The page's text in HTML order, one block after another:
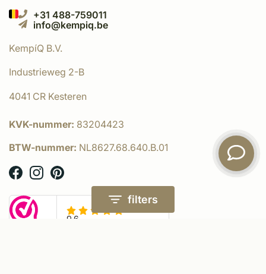
filters
+31 488-759011
info@kempiq.be
KempíQ B.V.
Industrieweg 2-B
4041 CR Kesteren
KVK-nummer: 83204423
BTW-nummer: NL8627.68.640.B.01